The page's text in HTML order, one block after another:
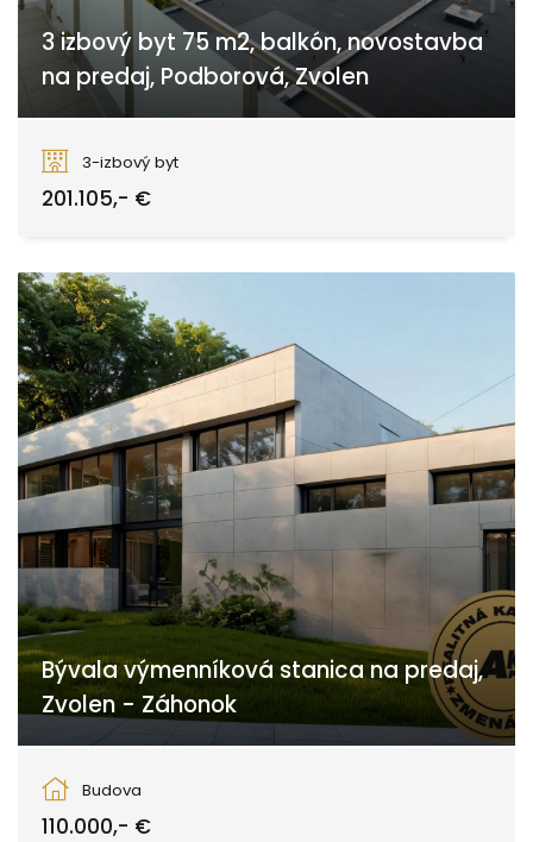
3 izbový byt 75 m2, balkón, novostavba
na predaj, Podborová, Zvolen
3-izbový byt
201.105,- €
Bývala výmenníková stanica na predaj,
Zvolen - Záhonok
Budova
110.000,- €